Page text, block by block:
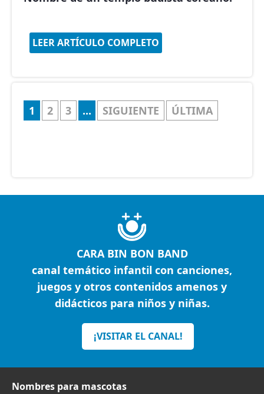
LEER ARTÍCULO COMPLETO
1 2 3 ... SIGUIENTE ÚLTIMA
CARA BIN BON BAND
canal temático infantil con canciones,
juegos y otros contenidos amenos y
didácticos para niños y niñas.
¡VISITAR EL CANAL!
Nombres para mascotas